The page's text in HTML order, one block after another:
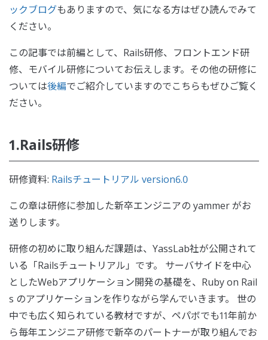
ックブログもありますので、気になる方はぜひ読んでみて
ください。
この記事では前編として、Rails研修、フロントエンド研
修、モバイル研修についてお伝えします。その他の研修に
ついては後編でご紹介していますのでこちらもぜひご覧く
ださい。
1.Rails研修
研修資料: Railsチュートリアル version6.0
この章は研修に参加した新卒エンジニアの yammer がお
送りします。
研修の初めに取り組んだ課題は、YassLab社が公開されて
いる「Railsチュートリアル」です。 サーバサイドを中心
としたWebアプリケーション開発の基礎を、Ruby on Rail
s のアプリケーションを作りながら学んでいきます。 世の
中でも広く知られている教材ですが、ペパボでも11年前か
ら毎年エンジニア研修で新卒のパートナーが取り組んでお